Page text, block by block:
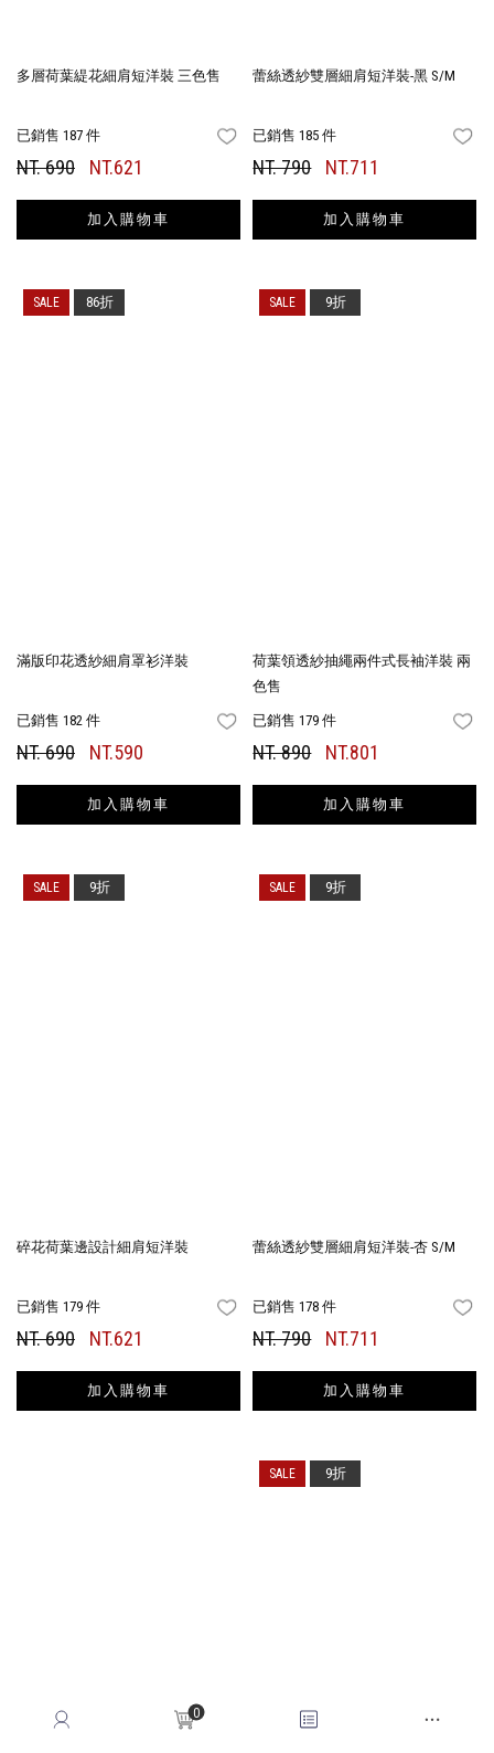
0
多層荷葉緹花細肩短洋裝 三色售
已銷售 187 件 FAVORITES
NT. 690 NT.621
加入購物車
蕾絲透紗雙層細肩短洋裝-黑 S/M
已銷售 185 件
NT. 790 NT.711
加入購物車
滿版印花透紗細肩罩衫洋裝
已銷售 182 件 FAVORITES
NT. 690 NT.590
加入購物車
86折
荷葉領透紗抽繩兩件式長袖洋裝 兩
色售
已銷售 179 件
NT. 890 NT.801
加入購物車
9折
碎花荷葉邊設計細肩短洋裝
已銷售 179 件 FAVORITES
NT. 690 NT.621
加入購物車
9折
蕾絲透紗雙層細肩短洋裝-杏 S/M
已銷售 178 件
NT. 790 NT.711
加入購物車
9折
9折